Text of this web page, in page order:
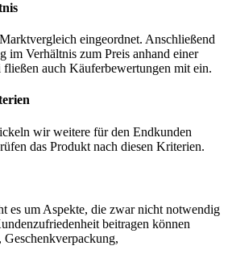
eingeordnet. Anschließend
im Verhältnis zum Preis anhand einer
auch Käuferbewertungen mit ein.
wir weitere für den Endkunden
das Produkt nach diesen Kriterien.
es um Aspekte, die zwar nicht notwendig
beitragen können